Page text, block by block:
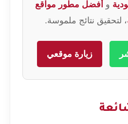
و أفضل مطور مواقع
، لتحقيق نتائج ملموسة.
زيارة موقعي